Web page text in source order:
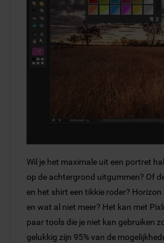
Wil je het maximale uit een portret
op de achtergrond uitgummen? Of
en het shirt een tikkie roder?
en wat al niet meer? Het kan met
paar tools die je niet kan gebruiken
gelukkig zijn 95% van de